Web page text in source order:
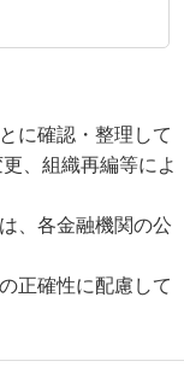
に確認・整理して
、組織再編等によ
、各金融機関の公
正確性に配慮して